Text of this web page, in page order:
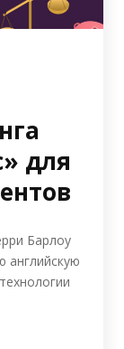
для
Барлоу
английскую